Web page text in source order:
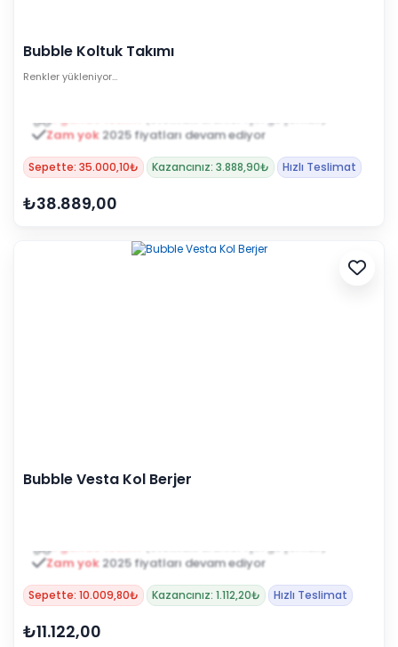
Bubble Koltuk Takımı
Renkler yükleniyor…
Zam yok 2025 fiyatları devam ediyor
Sepette: 35.000,10₺ Kazancınız: 3.888,90₺ Hızlı Teslimat
₺38.889,00
Bubble Vesta Kol Berjer
Zam yok 2025 fiyatları devam ediyor
Sepette: 10.009,80₺ Kazancınız: 1.112,20₺ Hızlı Teslimat
₺11.122,00